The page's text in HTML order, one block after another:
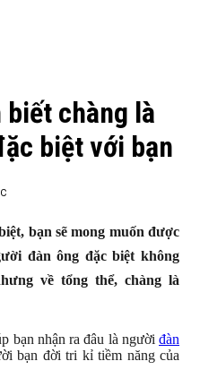
biết chàng là
biệt với bạn
bạn sẽ mong muốn được
đàn ông đặc biệt không
về tổng thể, chàng là
bạn nhận ra đâu là người đàn
bạn đời tri kỉ tiềm năng của